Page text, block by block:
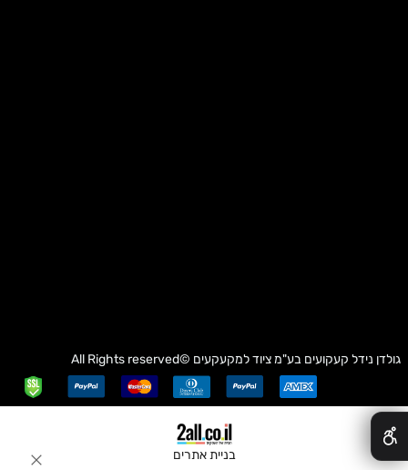
גולדן נידל קעקועים בע"מציוד למקעקעים ©All Rights reserved
בניית אתרים